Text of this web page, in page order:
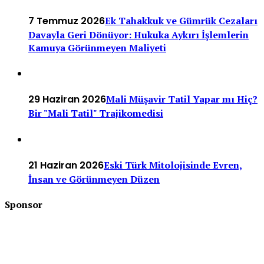
7 Temmuz 2026Ek Tahakkuk ve Gümrük Cezaları
Davayla Geri Dönüyor: Hukuka Aykırı İşlemlerin
Kamuya Görünmeyen Maliyeti
29 Haziran 2026Mali Müşavir Tatil Yapar mı Hiç?
Bir "Mali Tatil" Trajikomedisi
21 Haziran 2026Eski Türk Mitolojisinde Evren,
İnsan ve Görünmeyen Düzen
Sponsor